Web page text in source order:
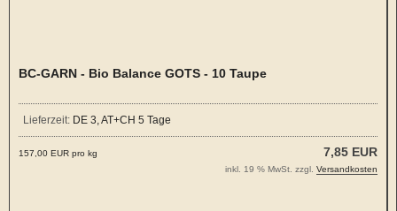
BC-GARN - Bio Balance GOTS - 10 Taupe
Lieferzeit: DE 3, AT+CH 5 Tage
7,85 EUR
157,00 EUR pro kg
inkl. 19 % MwSt. zzgl. Versandkosten